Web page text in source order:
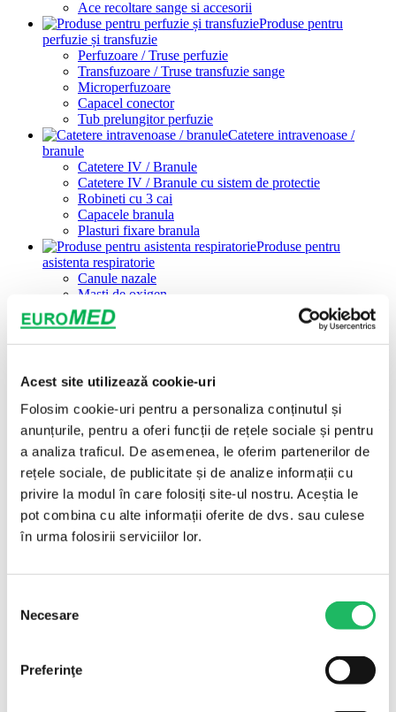
Acest site utilizează cookie-uri
Folosim cookie-uri pentru a personaliza conținutul și
anunțurile, pentru a oferi funcții de rețele sociale și pentru
a analiza traficul. De asemenea, le oferim partenerilor de
rețele sociale, de publicitate și de analize informații cu
privire la modul în care folosiți site-ul nostru. Aceștia le
pot combina cu alte informații oferite de dvs. sau culese
în urma folosirii serviciilor lor.
consimțământului
Necesare
Preferinţe
Ace recoltare sange si accesorii
Produse pentru
perfuzie și transfuzie
Perfuzoare / Truse perfuzie
Transfuzoare / Truse transfuzie sange
Microperfuzoare
Capacel conector
Tub prelungitor perfuzie
Catetere intravenoase /
branule
Catetere IV / Branule
Catetere IV / Branule cu sistem de protectie
Robineti cu 3 cai
Capacele branula
Plasturi fixare branula
Produse pentru
asistenta respiratorie
Canule nazale
Masti de oxigen
Masti pentru nebulizator
Masti de anestezie
Masti oxigen Venturi
Pipe Guedel
Barbotor / umidificator oxigen
Circuite și
filtre pentru aparate anestezie/ventilatie
Circuite anestezie
Filtre antibacteriene
Produse pentru urologie
Pungi de urina
Sonde Foley cu 2 cai
Sonde Foley cu 3 cai
Produse pentru laborator
Masti chirurgicale cu 3 pliuri
Produse pentru chirurgie